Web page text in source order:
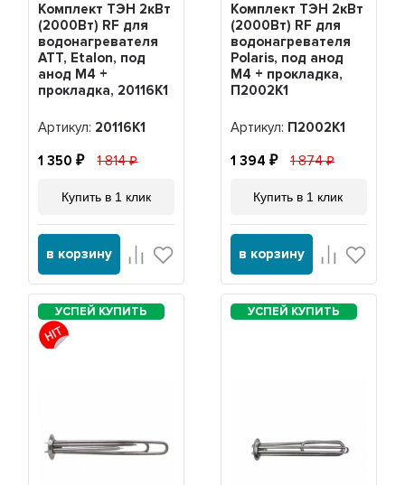
Комплект ТЭН 2кВт
(2000Вт) RF для
водонагревателя
ATT, Etalon, под
анод М4 +
прокладка, 20116K1
Артикул: 20116K1
1 350 1 814
Купить в 1 клик
в корзину
Комплект ТЭН 2кВт
(2000Вт) RF для
водонагревателя
Polaris, под анод
М4 + прокладка,
П2002K1
Артикул: П2002K1
1 394 1 874
Купить в 1 клик
в корзину